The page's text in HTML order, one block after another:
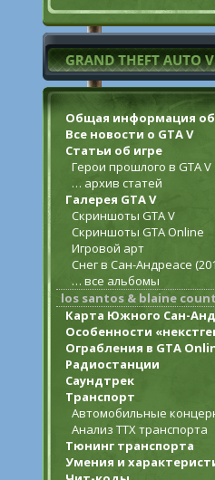
Общая информация об
Все новости о GTA V
Статьи об игре
Герои прошлого в GTA V
… архив статей
Галерея GTA V
Скриншоты GTA V
Скриншоты GTA Online
Игровой арт
Снег в Сан-Андреасе
… все альбомы
los santos & blaine
Карта Южного Сан-
Особенности
Ограбления в GTA
Радиостанции
Саундтрек
Транспорт
Автомобильные
Анализ ТТХ транспорта
Тюнинг транспорта
Умения и